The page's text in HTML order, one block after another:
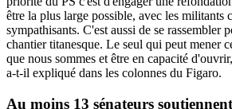
être la plus large possible, avec les militants
sympathisants. C'est aussi de se rassembler
chantier titanesque. Le seul qui peut mener
que nous sommes et être en capacité
a-t-il expliqué dans les colonnes du Figaro.
Au moins 13 sénateurs